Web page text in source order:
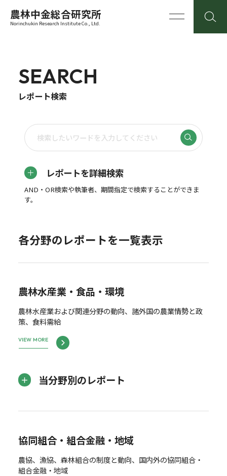
農林中金総合研究所
Norinchukin Research Institute Co., Ltd.
SEARCH
レポート検索
レポートを詳細検索
AND・OR検索や執筆者、期間指定で検索することができま
す。
各分野のレポートを一覧表示
農林水産業・食品・環境
農林水産業および関連分野の動向、諸外国の農業情勢と政
策、食料需給
VIEW MORE
当分野別のレポート
協同組合・組合金融・地域
農協、漁協、森林組合の制度と動向、国内外の協同組合・
組合金融・地域